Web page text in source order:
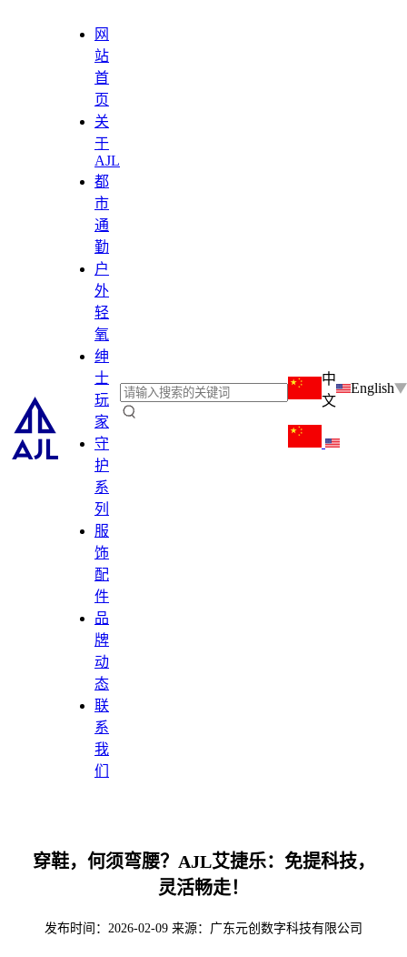
网
站
首
页
关
于
AJL
都
市
通
勤
户
外
轻
氧
绅
士
玩
家
守
护
系
列
服
饰
配
件
品
牌
动
态
联
系
我
们
中
文
English
穿鞋，何须弯腰？AJL艾捷乐：免提科技，
灵活畅走！
发布时间：2026-02-09 来源：广东元创数字科技有限公司